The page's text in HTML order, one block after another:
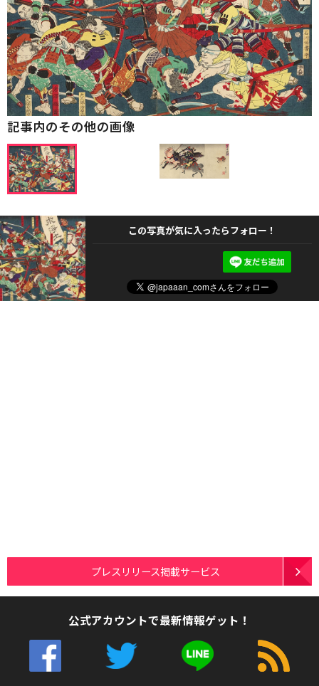
記事内のその他の画像
この写真が気に入ったらフォロー！
プレスリリース掲載サービス
公式アカウントで最新情報ゲット！